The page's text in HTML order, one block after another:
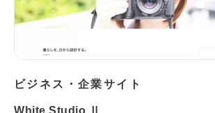
ビジネス・企業サイト
White Studio Ⅱ